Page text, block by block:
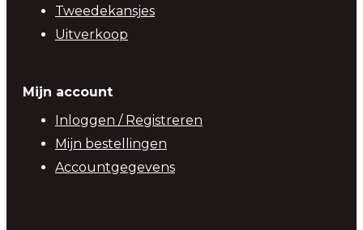
Tweedekansjes
Uitverkoop
Mijn account
Inloggen / Registreren
Mijn bestellingen
Accountgegevens